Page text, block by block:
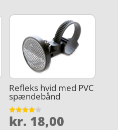
Refleks hvid med PVC
spændebånd
Vurderet
4
kr. 18,00